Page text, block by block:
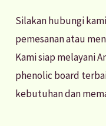
Silakan hubungi
pemesanan atau
Kami siap melayani
phenolic board
kebutuhan dan